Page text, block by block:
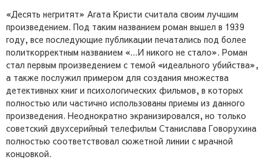
«Десять негритят» Агата Кристи считала своим лучшим
произведением. Под таким названием роман вышел в 1939
году, все последующие публикации печатались под более
политкорректным названием «...И никого не стало». Роман
стал первым произведением с темой «идеального убийства»,
а также послужил примером для создания множества
детективных книг и психологических фильмов, в которых
полностью или частично использованы приемы из данного
произведения. Неоднократно экранизировался, но только
советский двухсерийный телефильм Станислава Говорухина
полностью соответствовал сюжетной линии с мрачной
концовкой.